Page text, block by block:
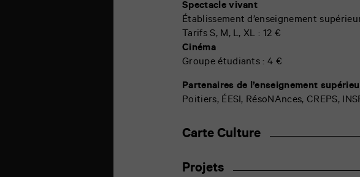
Spectacle vivant
Établissement d’enseignement
Tarifs S, M, L, XL : 12 €
Cinéma
Groupe étudiants : 4 €
Partenaires de l’enseignement
Poitiers, ÉESI, RésoNAnces, CREPS,
Carte Culture
Projets